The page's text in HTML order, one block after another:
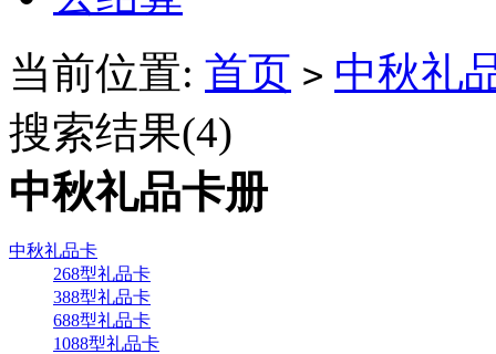
当前位置: 首页 > 中秋礼
搜索结果(4)
中秋礼品卡册
中秋礼品卡
268型礼品卡
388型礼品卡
688型礼品卡
1088型礼品卡